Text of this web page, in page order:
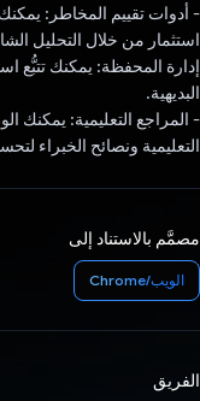
- أدوات تقييم المخاطر:
استثمار من خلال التحليل
إدارة المحفظة: يمكنك تتبُّع
البديهية.
- المراجع التعليمية: يمكنك
التعليمية ونصائح الخبراء
مصمَّم بالاستناد إلى
الويب/Chrome
الفريق